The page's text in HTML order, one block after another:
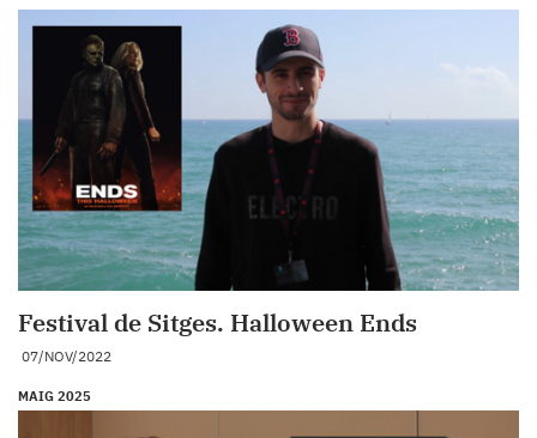
Festival de Sitges. Halloween Ends
07/NOV/2022
MAIG 2025